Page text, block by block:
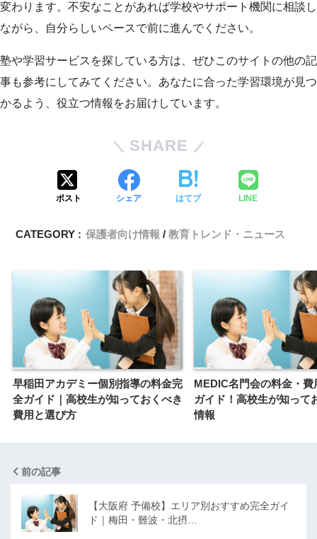
変わります。不安なことがあれば学校やサポート機関に相談し
ながら、自分らしいペースで前に進んでください。
塾や学習サービスを探している方は、ぜひこのサイトの他の記
事も参考にしてみてください。あなたに合った学習環境が見つ
かるよう、役立つ情報をお届けしています。
SHARE
ポスト シェア はてブ LINE
CATEGORY : 保護者向け情報 教育トレンド・ニュース
早稲田アカデミー個別指導の料金完
全ガイド｜高校生が知っておくべき
費用と選び方
MEDIC名門会の料金・費
ガイド！高校生が知って
情報
前の記事
【大阪府 予備校】エリア別おすすめ完全ガイ
ド｜梅田・難波・北摂…